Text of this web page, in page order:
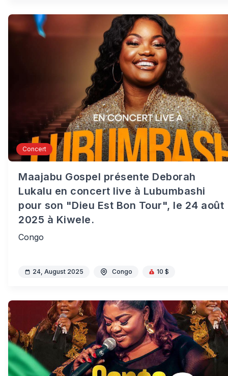
Concert
Maajabu Gospel présente Deborah
Lukalu en concert live à Lubumbashi
pour son "Dieu Est Bon Tour", le 24 août
2025 à Kiwele.
Congo
24, August 2025 Congo 10 $